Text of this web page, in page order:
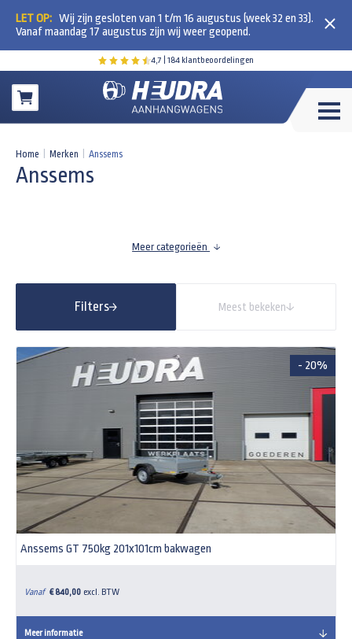
4,7 | 184 klantbeoordelingen
Winkelwagen
LET OP: Wij zijn gesloten van 1 t/m 16 augustus (week 32 en 33).
Vanaf maandag 17 augustus zijn wij weer geopend.
Home Merken Anssems
Anssems
Meer categorieën
Filters Meest bekeken
- 20%
Anssems GT 750kg 201x101cm bakwagen
Vanaf € 840,00 excl. BTW
Meer informatie